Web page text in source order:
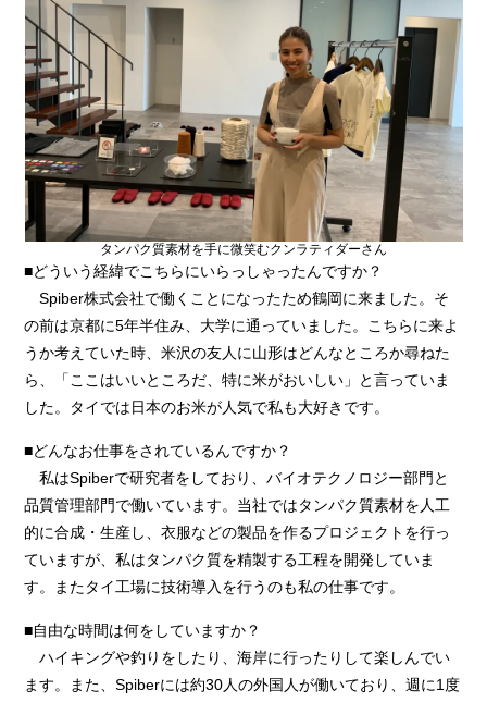
タンパク質素材を手に微笑むクンラティダーさん
■どういう経緯でこちらにいらっしゃったんですか？
Spiber株式会社で働くことになったため鶴岡に来ました。そ
の前は京都に5年半住み、大学に通っていました。こちらに来よ
うか考えていた時、米沢の友人に山形はどんなところか尋ねた
ら、「ここはいいところだ、特に米がおいしい」と言っていま
した。タイでは日本のお米が人気で私も大好きです。
■どんなお仕事をされているんですか？
私はSpiberで研究者をしており、バイオテクノロジー部門と
品質管理部門で働いています。当社ではタンパク質素材を人工
的に合成・生産し、衣服などの製品を作るプロジェクトを行っ
ていますが、私はタンパク質を精製する工程を開発していま
す。またタイ工場に技術導入を行うのも私の仕事です。
■自由な時間は何をしていますか？
ハイキングや釣りをしたり、海岸に行ったりして楽しんでい
ます。また、Spiberには約30人の外国人が働いており、週に1度